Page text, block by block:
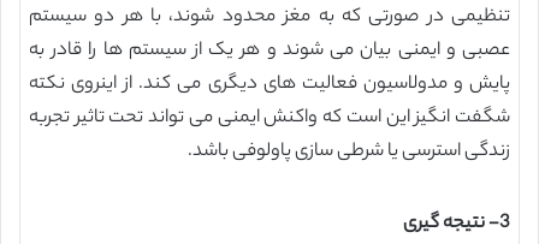
تنظیمی در صورتی که به مغز محدود شوند، با هر دو سیستم
عصبی و ایمنی بیان می شوند و هر یک از سیستم ها را قادر به
پایش و مدولاسیون فعالیت های دیگری می کند. از اینروی نکته
شگفت انگیز این است که واکنش ایمنی می تواند تحت تاثیر تجربه
زندگی استرسی یا شرطی سازی پاولوفی باشد.
3- نتیجه گیری